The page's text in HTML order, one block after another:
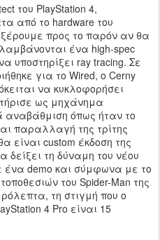
του PlayStation 4,
από το hardware του
προς το παρόν αν θα
ένα high-spec
υποστηρίξει ray tracing. Σε
για το Wired, ο Cerny
να κυκλοφορήσει
ως μηχάνημα
αναβάθμιση όπως ήταν το
παραλλαγή της τρίτης
είναι custom έκδοση της
δείξει τη δύναμη του νέου
ένα demo και σύμφωνα με το
του Spider-Man της
τη στιγμή που ο
4 Pro είναι 15